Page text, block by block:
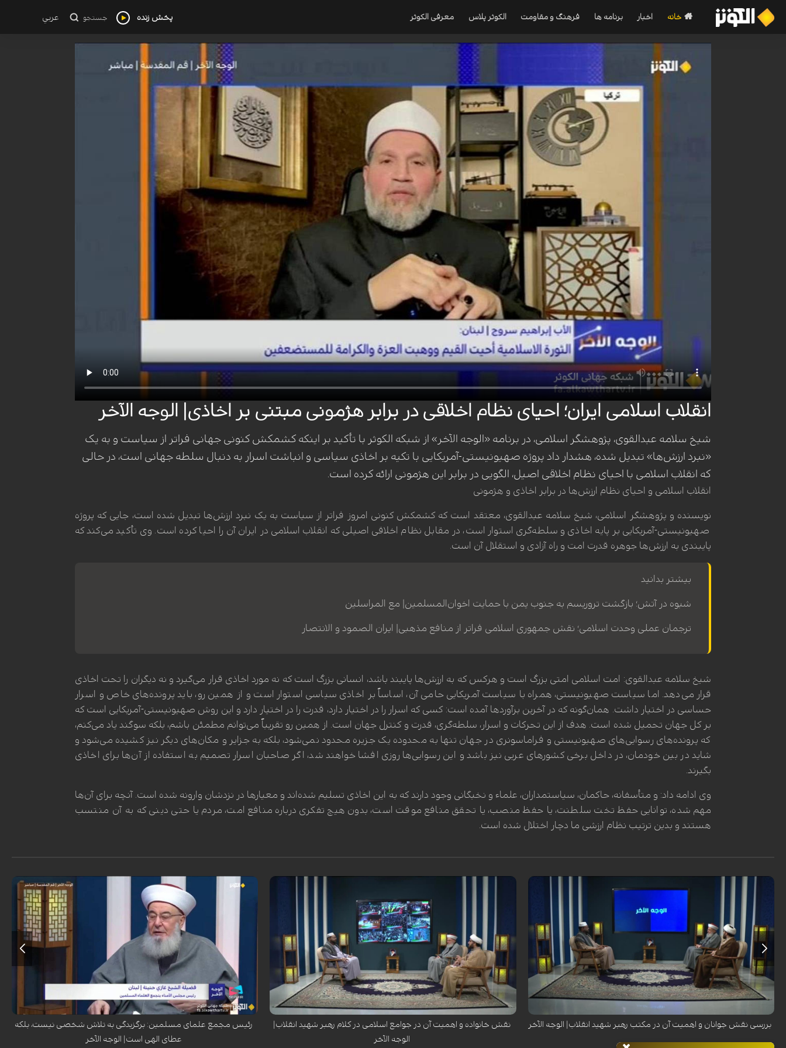
خانه اخبار برنامه ها فرهنگ و مقاومت الکوثر پلاس معرفی الکوثر پخش زنده جستجو عربي
انقلاب اسلامی ایران؛ احیای نظام اخلاقی در برابر هژمونی مبتنی بر اخاذی| الوجه الآخر
شیخ سلامه عبدالقوی، پژوهشگر اسلامی، در برنامه «الوجه الآخر» از شبکه الکوثر با تأکید بر اینکه کشمکش کنونی جهانی فراتر از سیاست و به یک
«نبرد ارزش‌ها» تبدیل شده، هشدار داد پروژه صهیونیستی-آمریکایی با تکیه بر اخاذی سیاسی و انباشت اسرار به دنبال سلطه جهانی است، در حالی
که انقلاب اسلامی با احیای نظام اخلاقی اصیل، الگویی در برابر این هژمونی ارائه کرده است.
انقلاب اسلامی و احیای نظام ارزش‌ها در برابر اخاذی و هژمونی
نویسنده و پژوهشگر اسلامی، شیخ سلامه عبدالقوی، معتقد است که کشمکش کنونی امروز فراتر از سیاست به یک نبرد ارزش‌ها تبدیل شده است، جایی که پروژه
صهیونیستی-آمریکایی بر پایه اخاذی و سلطه‌گری استوار است، در مقابل نظام اخلاقی اصیلی که انقلاب اسلامی در ایران آن را احیا کرده است. وی تأکید می‌کند که
پایبندی به ارزش‌ها جوهره قدرت امت و راه آزادی و استقلال آن است.
بیشتر بدانید
شبوه در آتش؛ بازگشت تروریسم به جنوب یمن با حمایت اخوان‌المسلمین| مع المراسلین
ترجمان عملی وحدت اسلامی؛ نقش جمهوری اسلامی فراتر از منافع مذهبی| ایران الصمود و الانتصار
شیخ سلامه عبدالقوی: امت اسلامی امتی بزرگ است و هرکس که به ارزش‌ها پایبند باشد، انسانی بزرگ است که نه مورد اخاذی قرار می‌گیرد و نه دیگران را تحت اخاذی
قرار می‌دهد. اما سیاست صهیونیستی، همراه با سیاست آمریکایی حامی آن، اساساً بر اخاذی سیاسی استوار است و از همین رو، باید پرونده‌های خاص و اسرار
حساسی در اختیار داشت. همان‌گونه که در آخرین برآوردها آمده است: کسی که اسرار را در اختیار دارد، قدرت را در اختیار دارد و این روش صهیونیستی-آمریکایی است که
بر کل جهان تحمیل شده است. هدف از این تحرکات و اسرار، سلطه‌گری، قدرت و کنترل جهان است. از همین رو تقریباً می‌توانم مطمئن باشم، بلکه سوگند یاد می‌کنم،
که پرونده‌های رسوایی‌های صهیونیستی و فراماسونری در جهان تنها به محدوده یک جزیره محدود نمی‌شود، بلکه به جزایر و مکان‌های دیگر نیز کشیده می‌شود و
شاید در بین خودمان، در داخل برخی کشورهای عربی نیز باشد و این رسوایی‌ها روزی افشا خواهند شد، اگر صاحبان اسرار تصمیم به استفاده از آن‌ها برای اخاذی
بگیرند.
وی ادامه داد: و متأسفانه، حاکمان، سیاستمداران، علماء و نخبگانی وجود دارند که به این اخاذی تسلیم شده‌اند و معیارها در نزدشان وارونه شده است. آنچه برای آن‌ها
مهم شده، توانایی حفظ تخت سلطنت، یا حفظ منصب، یا تحقق منافع موقت است، بدون هیچ تفکری درباره منافع امت، مردم یا حتی دینی که به آن منتسب
هستند و بدین ترتیب نظام ارزشی ما دچار اختلال شده است.
بررسی نقش جوانان و اهمیت آن در مکتب رهبر شهید انقلاب| الوجه الآخر
نقش خانواده و اهمیت آن در جوامع اسلامی در کلام رهبر شهید انقلاب|
الوجه الآخر
شیخ غازی حنینه، رئیس هیئت امنای تجمع علمای مسلمان، در گفت‌وگو با
برنامه «الوجه الآخر» شبکه الکوثر تأکید کرد که مسئله «برگزیدگی» امری صرفاً
الهی است که خداوند بر اساس علم و حکمت خود به بندگانش عطا می‌کند و
اصحاب کسا مصداق بارز این برگزیدگان هستند.
رئیس مجمع علمای مسلمین: برگزیدگی به تلاش شخصی نیست، بلکه
عطای الهی است| الوجه الآخر